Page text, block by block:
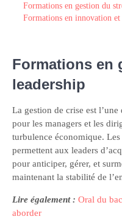
Formations en gestion du
Formations en innovation
Formations en
leadership
La gestion de crise est
pour les managers et les
turbulence économique.
permettent aux leaders
pour anticiper, gérer, et
maintenant la stabilité de
Lire également : Oral du
aborder